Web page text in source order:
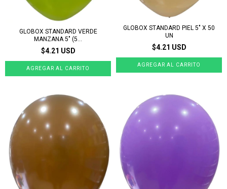
GLOBOX STANDARD VERDE
MANZANA 5" (5...
$4.21 USD
GLOBOX STANDARD PIEL 5" X 50
UN
$4.21 USD